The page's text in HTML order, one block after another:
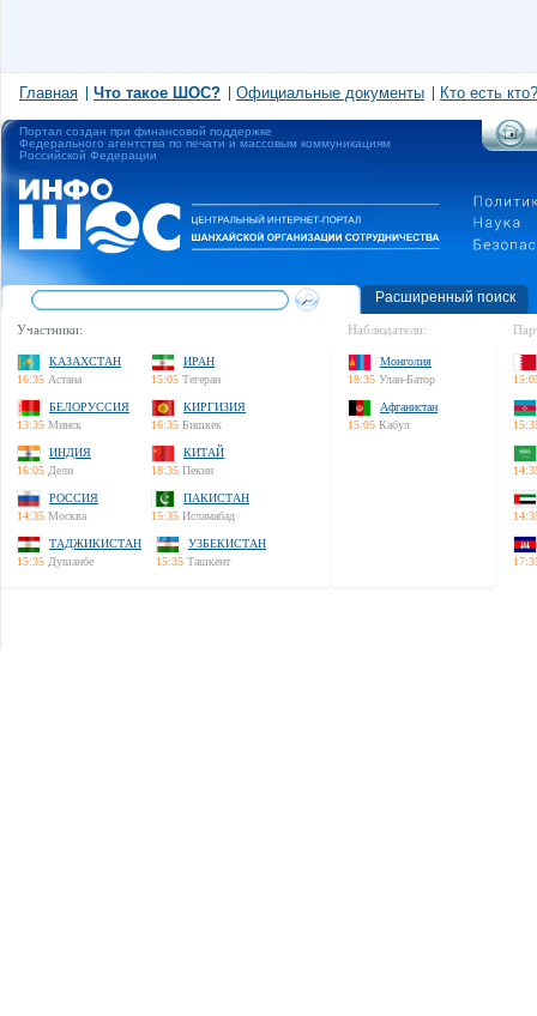
Главная Что такое ШОС? Официальные документы Кто есть кто?
Портал создан при финансовой поддержке
Федерального агентства по печати и массовым коммуникациям
Российской Федерации
Расширенный поиск
Участники:
КАЗАХСТАН
16:35 Астана
ИРАН
15:05 Тегеран
БЕЛОРУССИЯ
13:35 Минск
КИРГИЗИЯ
16:35 Бишкек
ИНДИЯ
16:05 Дели
КИТАЙ
18:35 Пекин
РОССИЯ
14:35 Москва
ПАКИСТАН
15:35 Исламабад
ТАДЖИКИСТАН
15:35 Душанбе
УЗБЕКИСТАН
15:35 Ташкент
Наблюдатели:
Монголия
18:35 Улан-Батор
Афганистан
15:05 Кабул